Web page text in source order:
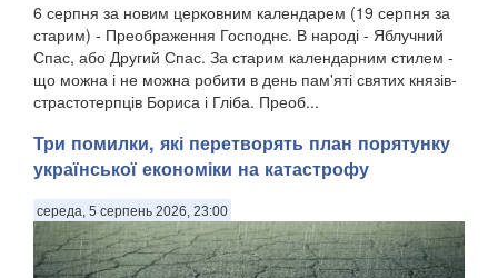
6 серпня за новим церковним календарем (19 серпня за
старим) - Преображення Господнє. В народі - Яблучний
Спас, або Другий Спас. За старим календарним стилем -
що можна і не можна робити в день пам'яті святих князів-
страстотерпців Бориса і Гліба. Преоб...
Три помилки, які перетворять план порятунку
української економіки на катастрофу
середа, 5 серпень 2026, 23:00